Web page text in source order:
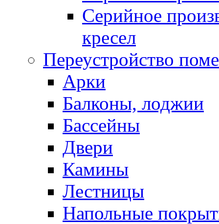
Серийное
кресел
Переустройство
Арки
Балконы, лоджии
Бассейны
Двери
Камины
Лестницы
Напольные